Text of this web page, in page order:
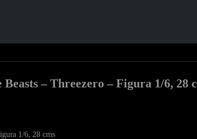
– Threezero – Figura 1/6, 28
1/6, 28 cms